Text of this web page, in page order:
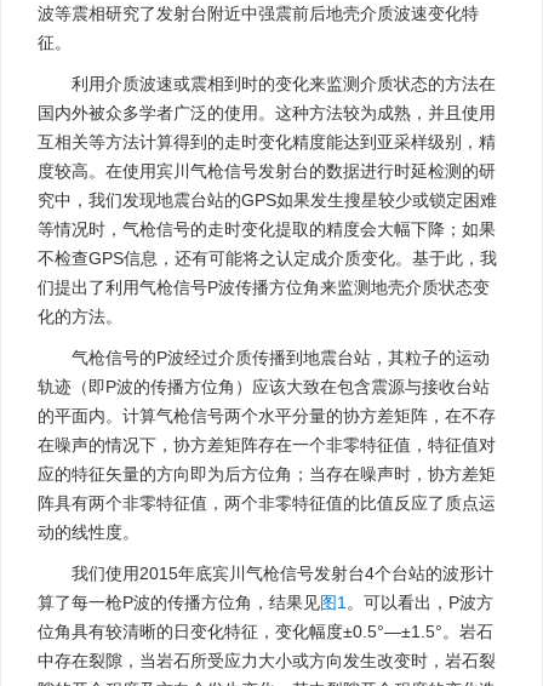
波等震相研究了发射台附近中强震前后地壳介质波速变化特
征。
利用介质波速或震相到时的变化来监测介质状态的方法在
国内外被众多学者广泛的使用。这种方法较为成熟，并且使用
互相关等方法计算得到的走时变化精度能达到亚采样级别，精
度较高。在使用宾川气枪信号发射台的数据进行时延检测的研
究中，我们发现地震台站的GPS如果发生搜星较少或锁定困难
等情况时，气枪信号的走时变化提取的精度会大幅下降；如果
不检查GPS信息，还有可能将之认定成介质变化。基于此，我
们提出了利用气枪信号P波传播方位角来监测地壳介质状态变
化的方法。
气枪信号的P波经过介质传播到地震台站，其粒子的运动
轨迹（即P波的传播方位角）应该大致在包含震源与接收台站
的平面内。计算气枪信号两个水平分量的协方差矩阵，在不存
在噪声的情况下，协方差矩阵存在一个非零特征值，特征值对
应的特征矢量的方向即为后方位角；当存在噪声时，协方差矩
阵具有两个非零特征值，两个非零特征值的比值反应了质点运
动的线性度。
我们使用2015年底宾川气枪信号发射台4个台站的波形计
算了每一枪P波的传播方位角，结果见图1 。可以看出，P波方
位角具有较清晰的日变化特征，变化幅度±0.5°—±1.5°。岩石
中存在裂隙，当岩石所受应力大小或方向发生改变时，岩石裂